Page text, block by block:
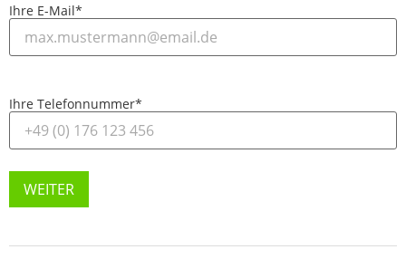
Ihre E-Mail*
Ihre Telefonnummer*
WEITER